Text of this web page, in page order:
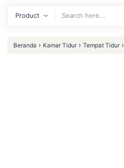
Beranda › Kamar Tidur › Tempat Tidur ›